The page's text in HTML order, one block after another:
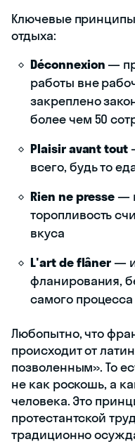
Ключевые
отдыха:
Déconnexion—
работы вне
закреплено
более чем 50
Plaisir avant tout
всего, будь то
Rien ne presse—
торопливость
вкуса
L'art de flâner—
фланирования,
самого процесса
Любопытно, что
происходит от
позволенным». То
не как роскошь, а
человека. Это
протестантской
традиционно